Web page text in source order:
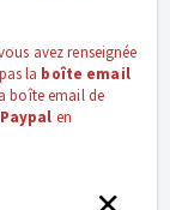
avez renseignée
la boîte email
boîte email de
Paypal en